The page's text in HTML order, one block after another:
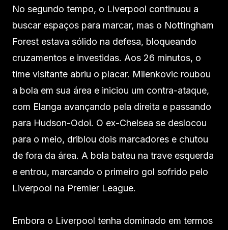
No segundo tempo, o Liverpool continuou a
buscar espaços para marcar, mas o Nottingham
Forest estava sólido na defesa, bloqueando
cruzamentos e investidas. Aos 26 minutos, o
time visitante abriu o placar. Milenkovic roubou
a bola em sua área e iniciou um contra-ataque,
com Elanga avançando pela direita e passando
para Hudson-Odoi. O ex-Chelsea se deslocou
para o meio, driblou dois marcadores e chutou
de fora da área. A bola bateu na trave esquerda
e entrou, marcando o primeiro gol sofrido pelo
Liverpool na Premier League.
Embora o Liverpool tenha dominado em termos